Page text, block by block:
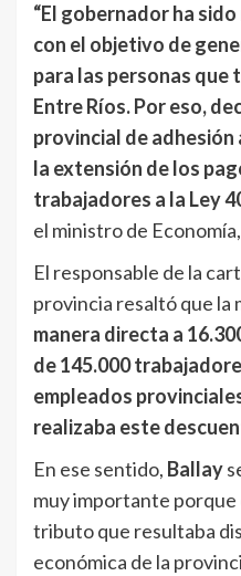
“El gobernador ha
con el objetivo de
para las personas que
Entre Ríos. Por eso,
provincial de adhesión
la extensión de los
trabajadores a la Ley
el ministro de
El responsable de la
provincia resaltó que la
manera directa a
de 145.000
empleados
realizaba este
En ese sentido, Ballay
muy importante porque
tributo que resultaba
económica de la